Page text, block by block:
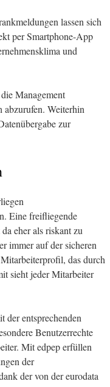
lassen sich
per Smartphone-App
und
Management
Weiterhin
zur
Eine freifliegende
eher als riskant zu
immer auf der sicheren
das durch
sieht jeder Mitarbeiter
der entsprechenden
Benutzerrechte
Mit edpep erfüllen
der
der von der eurodata